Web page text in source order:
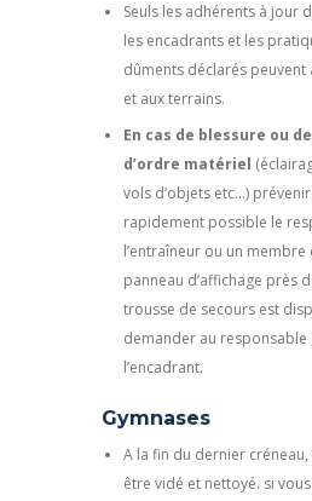
Seuls les adhérents à jour
les encadrants et les
dûments déclarés peuvent
et aux terrains.
En cas de blessure ou
d’ordre matériel
vols d’objets etc…)
rapidement possible le
l’entraîneur ou un
panneau d’affichage près
trousse de secours est
demander au responsable
l’encadrant.
Gymnases
A la fin du dernier
être vidé et nettoyé. si